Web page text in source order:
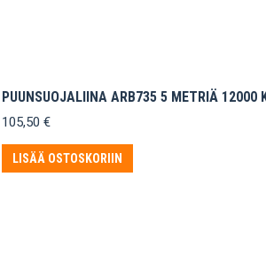
PUUNSUOJALIINA ARB735 5 METRIÄ 12000
105,50 €
LISÄÄ OSTOSKORIIN